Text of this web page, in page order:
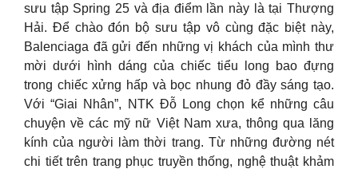
sưu tập Spring 25 và địa điểm lần này là tại Thượng
Hải. Để chào đón bộ sưu tập vô cùng đặc biệt này,
Balenciaga đã gửi đến những vị khách của mình thư
mời dưới hình dáng của chiếc tiểu long bao đựng
trong chiếc xửng hấp và bọc nhung đỏ đầy sáng tạo.
Với “Giai Nhân”, NTK Đỗ Long chọn kể những câu
chuyện về các mỹ nữ Việt Nam xưa, thông qua lăng
kính của người làm thời trang. Từ những đường nét
chi tiết trên trang phục truyền thống, nghệ thuật khảm